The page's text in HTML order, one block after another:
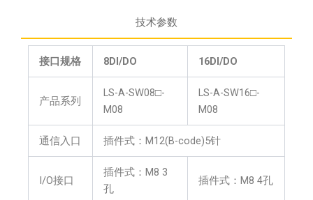
技术参数
接口规格 8DI/DO 16DI/DO
产品系列
LS-A-SW08□-
M08
LS-A-SW16□-
M08
通信入口 插件式：M12(B-code)5针
I/O接口
插件式：M8 3
孔
插件式：M8 4孔